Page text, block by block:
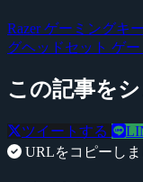
Razerゲーミングキ
グヘッドセット ゲー
この記事を
ツイートする
URLをコピーしま